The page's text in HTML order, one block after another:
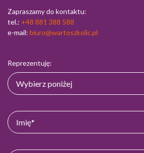
Zapraszamy do kontaktu:
tel.: +48 881 388 588
e-mail: biuro@wartoszkolic.pl
Reprezentuję: